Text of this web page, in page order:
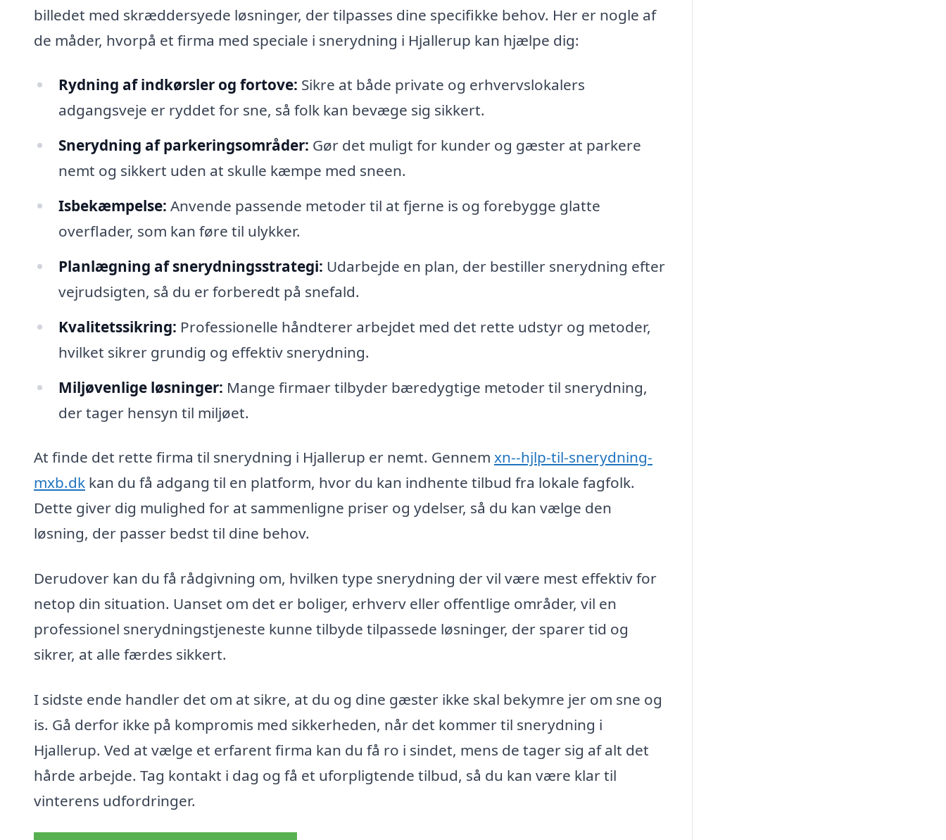
billedet med skræddersyede løsninger, der tilpasses dine specifikke behov. Her er nogle af
de måder, hvorpå et firma med speciale i snerydning i Hjallerup kan hjælpe dig:
Rydning af indkørsler og fortove: Sikre at både private og erhvervslokalers
adgangsveje er ryddet for sne, så folk kan bevæge sig sikkert.
Snerydning af parkeringsområder: Gør det muligt for kunder og gæster at parkere
nemt og sikkert uden at skulle kæmpe med sneen.
Isbekæmpelse: Anvende passende metoder til at fjerne is og forebygge glatte
overflader, som kan føre til ulykker.
Planlægning af snerydningsstrategi: Udarbejde en plan, der bestiller snerydning efter
vejrudsigten, så du er forberedt på snefald.
Kvalitetssikring: Professionelle håndterer arbejdet med det rette udstyr og metoder,
hvilket sikrer grundig og effektiv snerydning.
Miljøvenlige løsninger: Mange firmaer tilbyder bæredygtige metoder til snerydning,
der tager hensyn til miljøet.
At finde det rette firma til snerydning i Hjallerup er nemt. Gennem xn--hjlp-til-snerydning-
mxb.dk kan du få adgang til en platform, hvor du kan indhente tilbud fra lokale fagfolk.
Dette giver dig mulighed for at sammenligne priser og ydelser, så du kan vælge den
løsning, der passer bedst til dine behov.
Derudover kan du få rådgivning om, hvilken type snerydning der vil være mest effektiv for
netop din situation. Uanset om det er boliger, erhverv eller offentlige områder, vil en
professionel snerydningstjeneste kunne tilbyde tilpassede løsninger, der sparer tid og
sikrer, at alle færdes sikkert.
I sidste ende handler det om at sikre, at du og dine gæster ikke skal bekymre jer om sne og
is. Gå derfor ikke på kompromis med sikkerheden, når det kommer til snerydning i
Hjallerup. Ved at vælge et erfarent firma kan du få ro i sindet, mens de tager sig af alt det
hårde arbejde. Tag kontakt i dag og få et uforpligtende tilbud, så du kan være klar til
vinterens udfordringer.